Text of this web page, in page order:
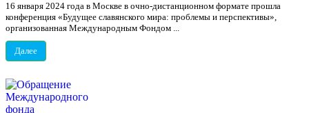
16 января 2024 года в Москве в очно-дистанционном формате прошла
конференция «Будущее славянского мира: проблемы и перспективы»,
организованная Международным Фондом ...
Далее